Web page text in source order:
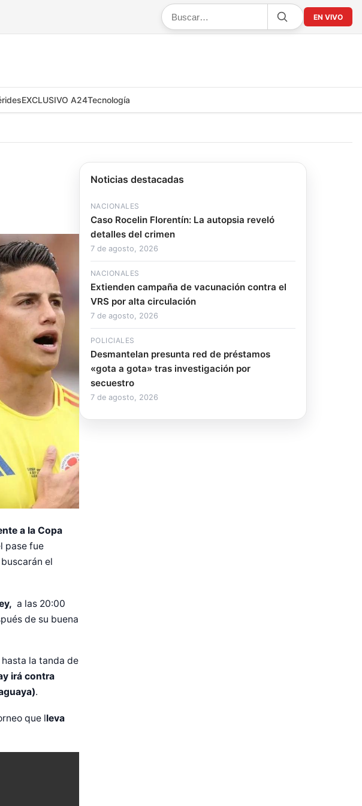
EN VIVO
EXCLUSIVO A24Tecnología
a la Copa
pase fue
el
a las 20:00
de su buena
la tanda de
irá contra
.
que lleva
Noticias destacadas
NACIONALES
Caso Rocelin Florentín: La autopsia reveló
detalles del crimen
7 de agosto, 2026
NACIONALES
Extienden campaña de vacunación contra el
VRS por alta circulación
7 de agosto, 2026
POLICIALES
Desmantelan presunta red de préstamos
«gota a gota» tras investigación por
secuestro
7 de agosto, 2026